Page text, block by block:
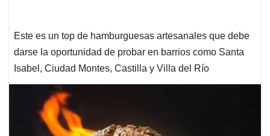
Este es un top de hamburguesas artesanales que debe
darse la oportunidad de probar en barrios como Santa
Isabel, Ciudad Montes, Castilla y Villa del Río